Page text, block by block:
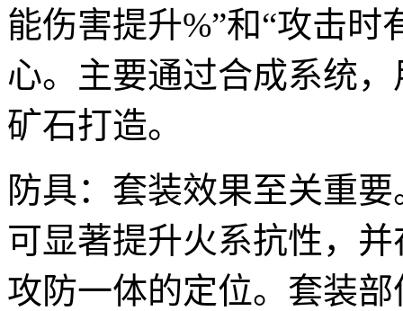
能伤害提升%”和“攻击
心。主要通过合成系统
矿石打造。
防具：套装效果至关重
可显著提升火系抗性，
攻防一体的定位。套装